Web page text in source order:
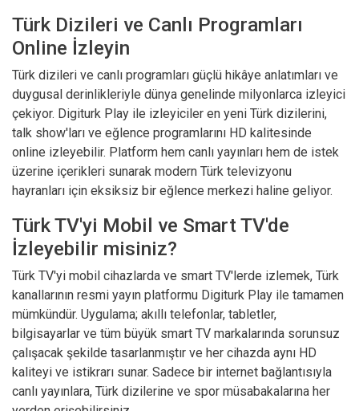
Türk Dizileri ve Canlı Programları
Online İzleyin
Türk dizileri ve canlı programları güçlü hikâye anlatımları ve
duygusal derinlikleriyle dünya genelinde milyonlarca izleyici
çekiyor. Digiturk Play ile izleyiciler en yeni Türk dizilerini,
talk show'ları ve eğlence programlarını HD kalitesinde
online izleyebilir. Platform hem canlı yayınları hem de istek
üzerine içerikleri sunarak modern Türk televizyonu
hayranları için eksiksiz bir eğlence merkezi haline geliyor.
Türk TV'yi Mobil ve Smart TV'de
İzleyebilir misiniz?
Türk TV'yi mobil cihazlarda ve smart TV'lerde izlemek, Türk
kanallarının resmi yayın platformu Digiturk Play ile tamamen
mümkündür. Uygulama; akıllı telefonlar, tabletler,
bilgisayarlar ve tüm büyük smart TV markalarında sorunsuz
çalışacak şekilde tasarlanmıştır ve her cihazda aynı HD
kaliteyi ve istikrarı sunar. Sadece bir internet bağlantısıyla
canlı yayınlara, Türk dizilerine ve spor müsabakalarına her